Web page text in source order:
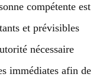
compétente est
et prévisibles
nécessaire
immédiates afin de